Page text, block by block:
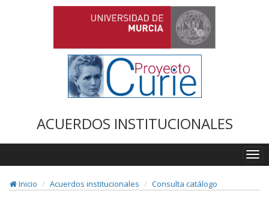
ACUERDOS INSTITUCIONALES
Inicio
Acuerdos institucionales Consulta catálogo